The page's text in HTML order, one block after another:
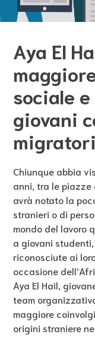
Aya El
sociale
giovani
Chiunque abbia
anni, tra le piazze
avrà notato la
stranieri o di
mondo del lavoro
a giovani
riconosciute ai
occasione
Aya El Hail,
team
maggiore
origini straniere